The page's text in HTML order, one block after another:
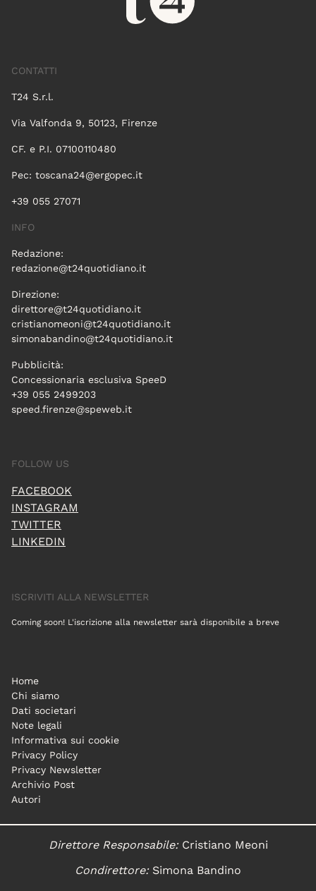
CONTATTI
T24 S.r.l.
Via Valfonda 9, 50123, Firenze
CF. e P.I. 07100110480
Pec: toscana24@ergopec.it
+39 055 27071
INFO
Redazione:
redazione@t24quotidiano.it
Direzione:
direttore@t24quotidiano.it
cristianomeoni@t24quotidiano.it
simonabandino@t24quotidiano.it
Pubblicità:
Concessionaria esclusiva SpeeD
+39 055 2499203
speed.firenze@speweb.it
FOLLOW US
FACEBOOK
INSTAGRAM
TWITTER
LINKEDIN
ISCRIVITI ALLA NEWSLETTER
Coming soon! L'iscrizione alla newsletter sarà disponibile a breve
Home
Chi siamo
Dati societari
Note legali
Informativa sui cookie
Privacy Policy
Privacy Newsletter
Archivio Post
Autori
Direttore Responsabile:Cristiano Meoni
Condirettore:Simona Bandino